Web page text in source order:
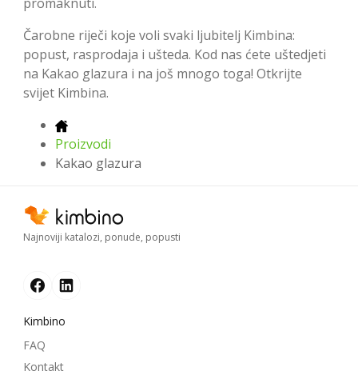
Čarobne riječi koje voli svaki ljubitelj Kimbina:
popust, rasprodaja i ušteda. Kod nas ćete uštedjeti
na Kakao glazura i na još mnogo toga! Otkrijte
svijet Kimbina.
Proizvodi
Kakao glazura
Najnoviji katalozi, ponude, popusti
Kimbino
FAQ
Kontakt